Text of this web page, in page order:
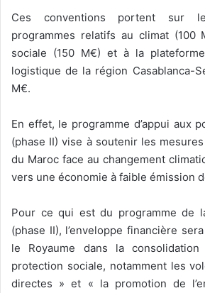
Ces conventions portent sur
programmes relatifs au climat (100
sociale (150 M€) et à la
logistique de la région Casablanca-
M€.
En effet, le programme d’appui aux
(phase II) vise à soutenir les
du Maroc face au changement
vers une économie à faible émission
Pour ce qui est du programme de
(phase II), l’enveloppe financière
le Royaume dans la
protection sociale, notamment les
directes » et « la promotion de